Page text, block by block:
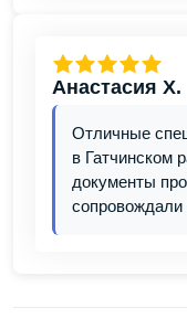
Анастасия Х.
Отличные
в Гатчинском
документы
сопровождали